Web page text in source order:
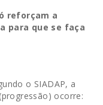
reforçam a
para que se faça
o SIADAP, a
ocorre: